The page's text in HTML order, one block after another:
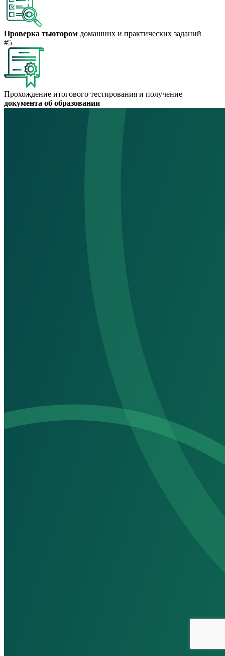
Проверка тьютором домашних и практических заданий
#5
Прохождение итогового тестирования и получение
документа об образовании